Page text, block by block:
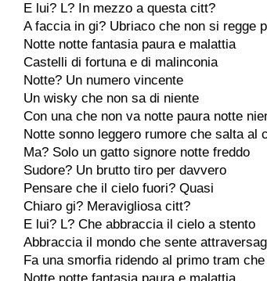
E lui? L? In mezzo a questa citt?
A faccia in gi? Ubriaco che non si regge
Notte notte fantasia paura e malattia
Castelli di fortuna e di malinconia
Notte? Un numero vincente
Un wisky che non sa di niente
Con una che non va notte paura notte
Notte sonno leggero rumore che salta al
Ma? Solo un gatto signore notte freddo
Sudore? Un brutto tiro per davvero
Pensare che il cielo fuori? Quasi
Chiaro gi? Meravigliosa citt?
E lui? L? Che abbraccia il cielo a stento
Abbraccia il mondo che sente
Fa una smorfia ridendo al primo tram